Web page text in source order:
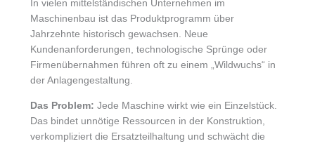
In vielen mittelständischen Unternehmen im
Maschinenbau ist das Produktprogramm über
Jahrzehnte historisch gewachsen. Neue
Kundenanforderungen, technologische Sprünge oder
Firmenübernahmen führen oft zu einem „Wildwuchs“ in
der Anlagengestaltung.
Das Problem: Jede Maschine wirkt wie ein Einzelstück.
Das bindet unnötige Ressourcen in der Konstruktion,
verkompliziert die Ersatzteilhaltung und schwächt die